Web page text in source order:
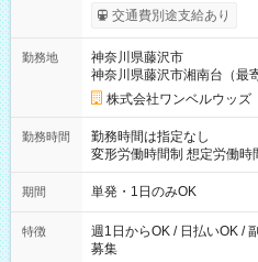
いOK！（規定あり） ┗働
ンビニATMから 日払い分を引き落
交通費別途支給あり
勤務地
神奈川県藤沢市
神奈川県藤沢市湘南台（最
株式会社ワンベルウッズ
勤務時間
勤務時間は指定なし
変形労働時間制 想定労働時間160時間/月 【
～21：00
期間 単発・1日のみOK
特徴
週1日からOK / 日払いOK /
募集